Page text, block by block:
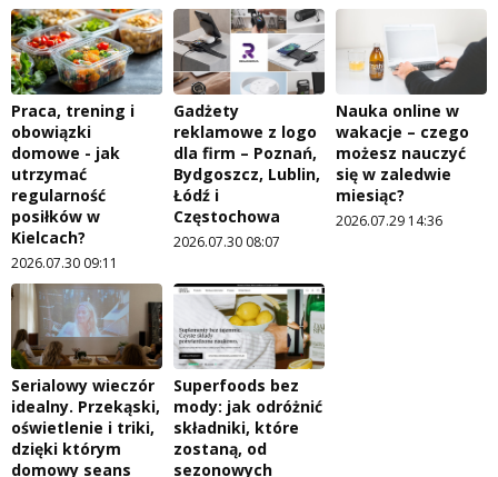
Praca, trening i
obowiązki
domowe - jak
utrzymać
regularność
posiłków w
Kielcach?
2026.07.30 09:11
Gadżety
reklamowe z logo
dla firm – Poznań,
Bydgoszcz, Lublin,
Łódź i
Częstochowa
2026.07.30 08:07
Nauka online w
wakacje – czego
możesz nauczyć
się w zaledwie
miesiąc?
2026.07.29 14:36
Serialowy wieczór
idealny. Przekąski,
oświetlenie i triki,
dzięki którym
domowy seans
Superfoods bez
mody: jak odróżnić
składniki, które
zostaną, od
sezonowych